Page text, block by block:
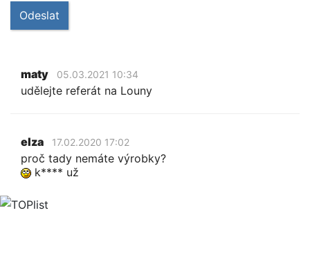
Odeslat
maty 05.03.2021 10:34
udělejte referát na Louny
elza 17.02.2020 17:02
proč tady nemáte výrobky?
k**** už